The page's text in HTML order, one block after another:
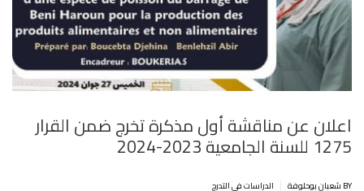
اعلان عن مناقشة أول مذكرة تخرج ضمن القرار
1275 للسنة الجامعية 2023-2024
BY شعبان بوحلوفة الدراسات في التدرج